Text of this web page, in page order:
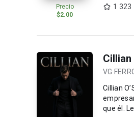
Precio
$2.00
1 323
Cillian
VG
Cillian